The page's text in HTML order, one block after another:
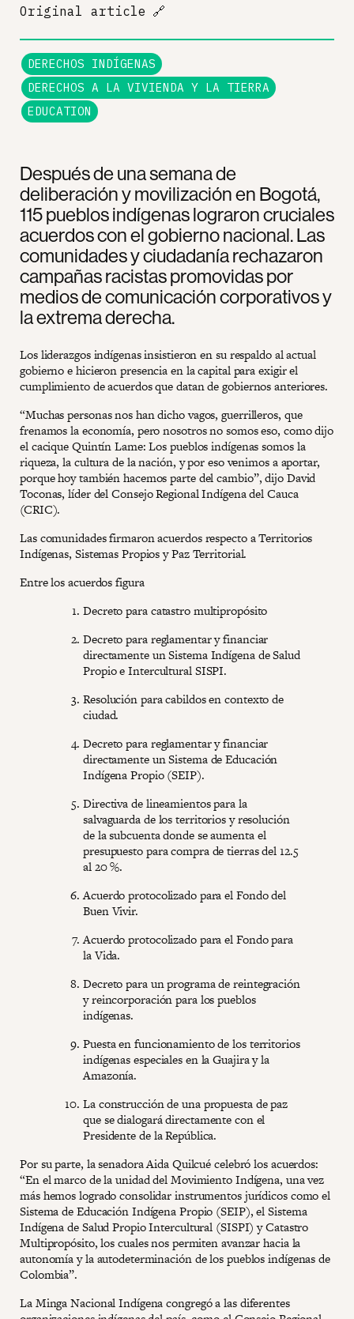
Después de una semana de
deliberación y movilización en Bogotá,
115 pueblos indígenas lograron cruciales
acuerdos con el gobierno nacional. Las
comunidades y ciudadanía rechazaron
campañas racistas promovidas por
medios de comunicación corporativos y
la extrema derecha.
Los liderazgos indígenas insistieron en su respaldo al actual
gobierno e hicieron presencia en la capital para exigir el
cumplimiento de acuerdos que datan de gobiernos anteriores.
“Muchas personas nos han dicho vagos, guerrilleros, que
frenamos la economía, pero nosotros no somos eso, como dijo
el cacique Quintín Lame: Los pueblos indígenas somos la
riqueza, la cultura de la nación, y por eso venimos a aportar,
porque hoy también hacemos parte del cambio”, dijo David
Toconas, líder del Consejo Regional Indígena del Cauca
(CRIC).
Las comunidades firmaron acuerdos respecto a Territorios
Indígenas, Sistemas Propios y Paz Territorial.
Entre los acuerdos figura
Decreto para catastro multipropósito
Decreto para reglamentar y financiar
directamente un Sistema Indígena de Salud
Propio e Intercultural SISPI.
Resolución para cabildos en contexto de
ciudad.
Decreto para reglamentar y financiar
directamente un Sistema de Educación
Indígena Propio (SEIP).
Directiva de lineamientos para la
salvaguarda de los territorios y resolución
de la subcuenta donde se aumenta el
presupuesto para compra de tierras del 12.5
al 20 %.
Acuerdo protocolizado para el Fondo del
Buen Vivir.
Acuerdo protocolizado para el Fondo para
la Vida.
Decreto para un programa de reintegración
y reincorporación para los pueblos
indígenas.
Puesta en funcionamiento de los territorios
indígenas especiales en la Guajira y la
Amazonía.
La construcción de una propuesta de paz
que se dialogará directamente con el
Presidente de la República.
Por su parte, la senadora Aida Quilcué celebró los acuerdos:
“En el marco de la unidad del Movimiento Indígena, una vez
más hemos logrado consolidar instrumentos jurídicos como el
Sistema de Educación Indígena Propio (SEIP), el Sistema
Indígena de Salud Propio Intercultural (SISPI) y Catastro
Multipropósito, los cuales nos permiten avanzar hacia la
autonomía y la autodeterminación de los pueblos indígenas de
Colombia”.
La Minga Nacional Indígena congregó a las diferentes
Original article 🔗
DERECHOS INDÍGENAS
DERECHOS A LA VIVIENDA Y LA TIERRA
EDUCATION